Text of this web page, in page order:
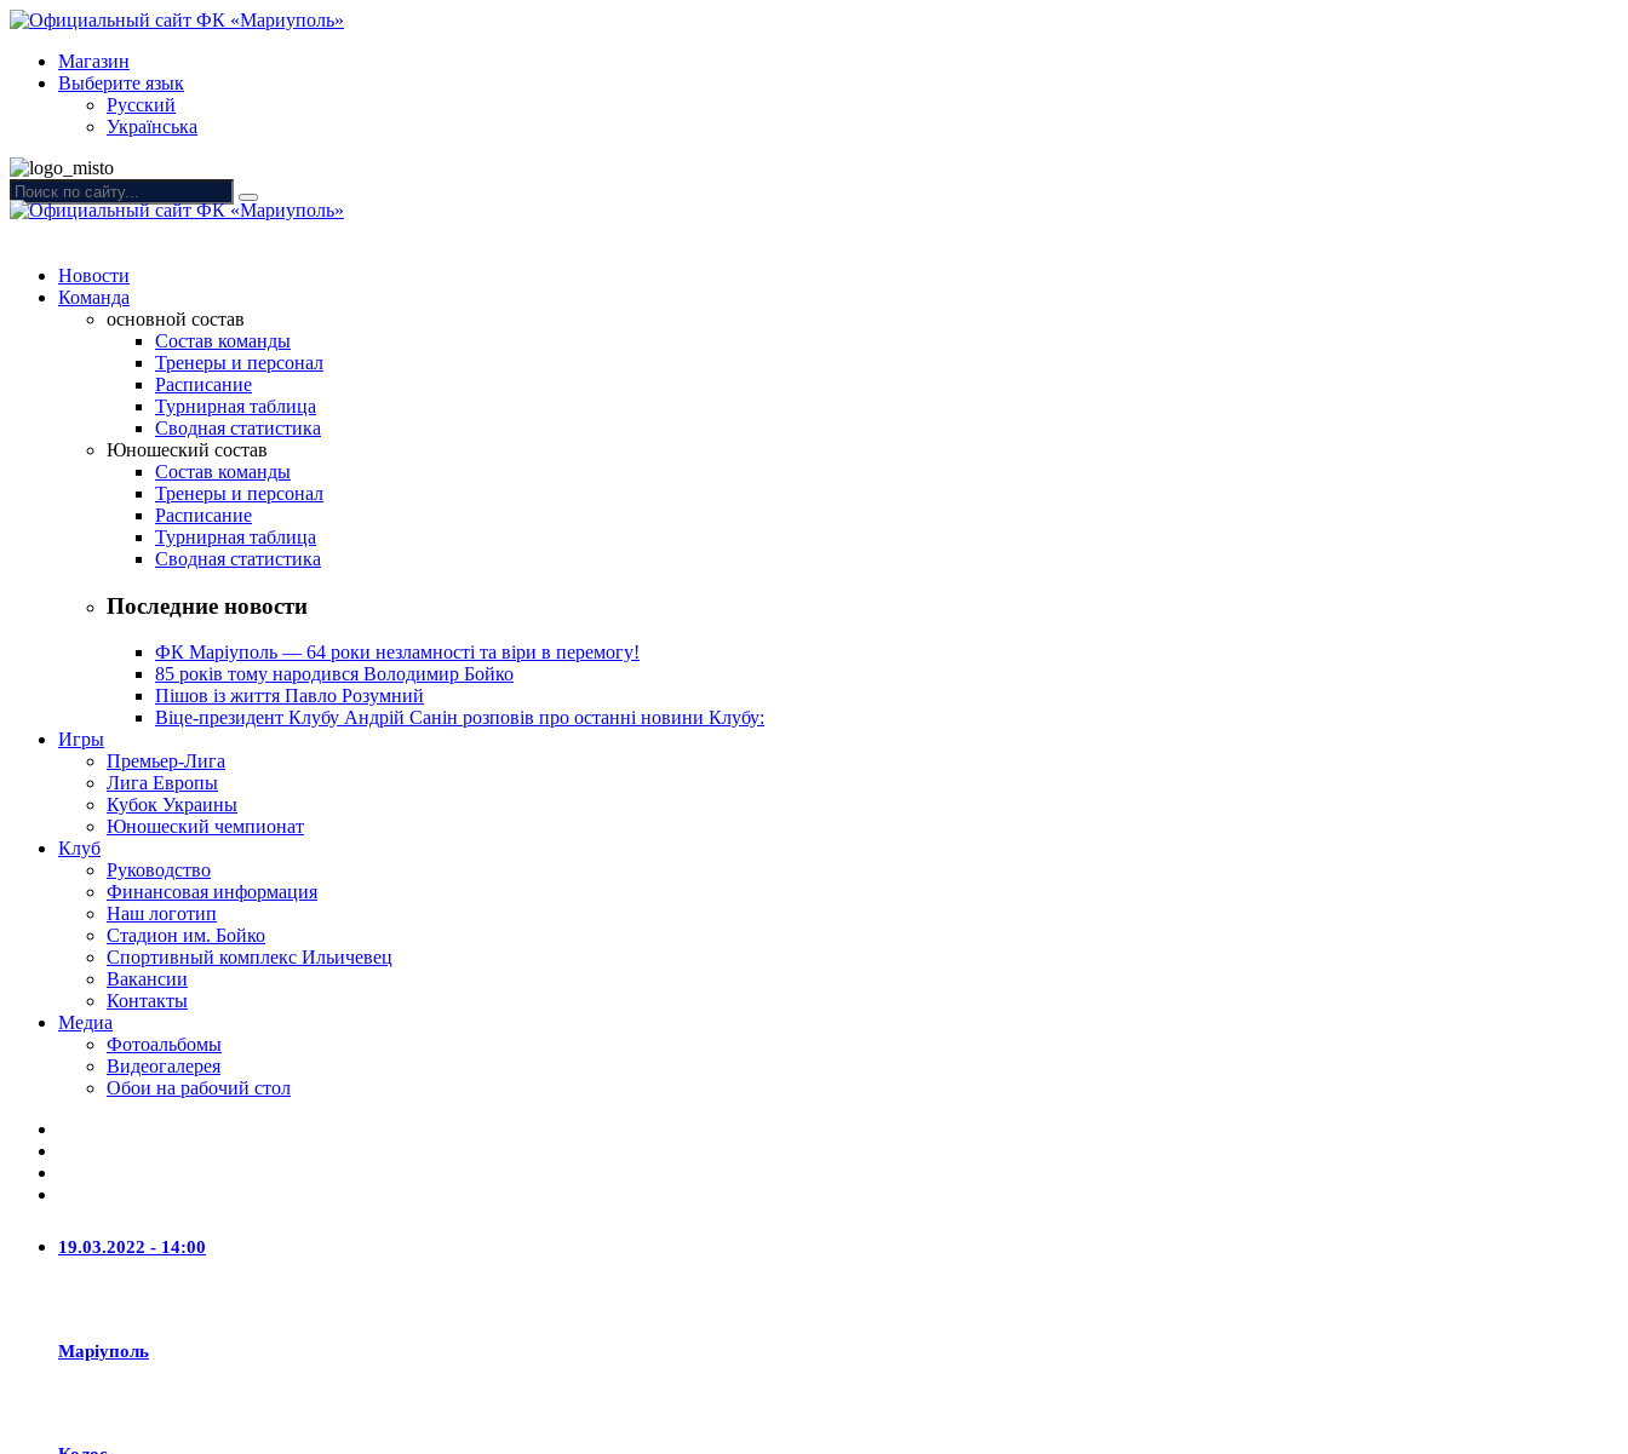
Магазин
Выберите язык
Русский
Українська
Новости
Команда
основной состав
Состав команды
Тренеры и персонал
Расписание
Турнирная таблица
Сводная статистика
Юношеский состав
Состав команды
Тренеры и персонал
Расписание
Турнирная таблица
Сводная статистика
Последние новости
ФК Маріуполь — 64 роки незламності та віри в перемогу!
85 років тому народився Володимир Бойко
Пішов із життя Павло Розумний
Віце-президент Клубу Андрій Санін розповів про останні новини Клубу:
Игры
Премьер-Лига
Лига Европы
Кубок Украины
Юношеский чемпионат
Клуб
Руководство
Финансовая информация
Наш логотип
Стадион им. Бойко
Спортивный комплекс Ильичевец
Вакансии
Контакты
Медиа
Фотоальбомы
Видеогалерея
Обои на рабочий стол
19.03.2022 - 14:00
Маріуполь